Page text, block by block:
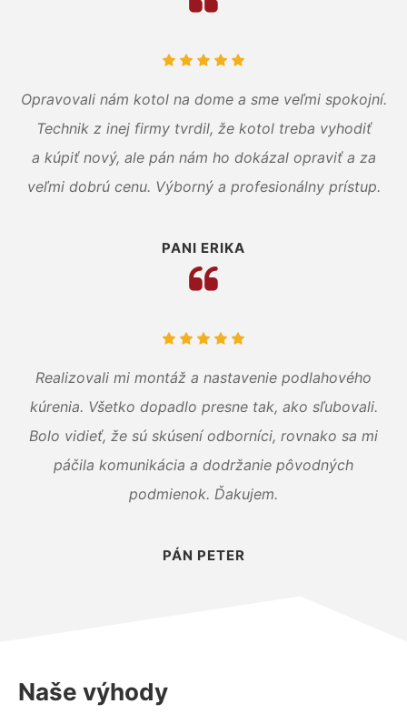
Opravovali nám kotol na dome a sme veľmi spokojní.
Technik z inej firmy tvrdil, že kotol treba vyhodiť
a kúpiť nový, ale pán nám ho dokázal opraviť a za
veľmi dobrú cenu. Výborný a profesionálny prístup.
PANI ERIKA
Realizovali mi montáž a nastavenie podlahového
kúrenia. Všetko dopadlo presne tak, ako sľubovali.
Bolo vidieť, že sú skúsení odborníci, rovnako sa mi
páčila komunikácia a dodržanie pôvodných
podmienok. Ďakujem.
PÁN PETER
Naše výhody